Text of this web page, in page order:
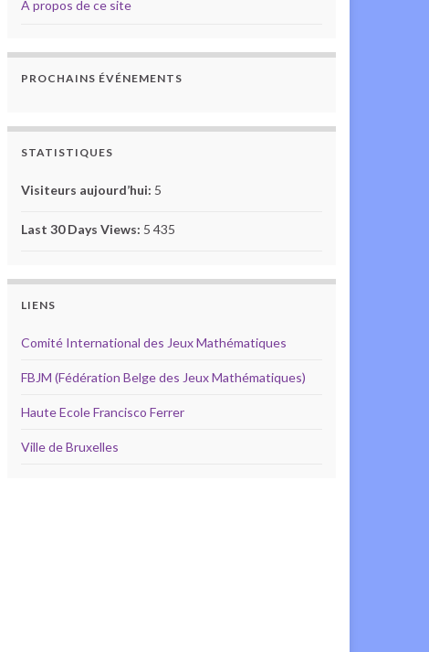
A propos de ce site
PROCHAINS ÉVÉNEMENTS
STATISTIQUES
Visiteurs aujourd’hui: 5
Last 30 Days Views: 5 435
LIENS
Comité International des Jeux Mathématiques
FBJM (Fédération Belge des Jeux Mathématiques)
Haute Ecole Francisco Ferrer
Ville de Bruxelles